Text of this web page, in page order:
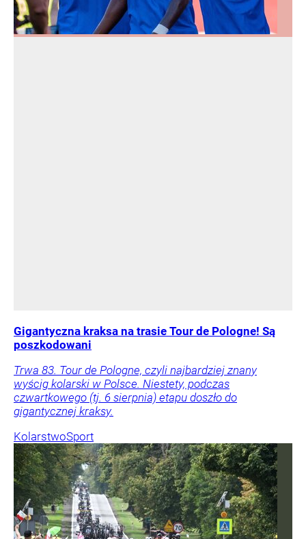
Gigantyczna kraksa na trasie Tour de Pologne! Są
poszkodowani
Trwa 83. Tour de Pologne, czyli najbardziej znany
wyścig kolarski w Polsce. Niestety, podczas
czwartkowego (tj. 6 sierpnia) etapu doszło do
gigantycznej kraksy.
KolarstwoSport